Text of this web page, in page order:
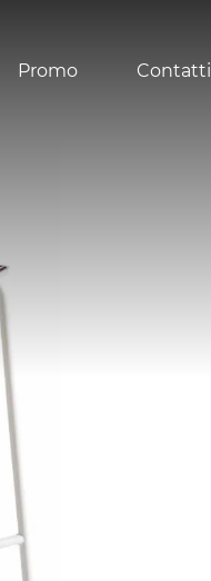
Promo Contatti